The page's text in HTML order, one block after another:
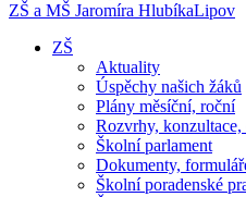
ZŠ a MŠ Jaromíra HlubíkaLipov
ZŠ
Aktuality
Úspěchy našich žáků
Plány měsíční, roční
Rozvrhy, konzultace,
Školní parlament
Dokumenty,
Školní poradenské